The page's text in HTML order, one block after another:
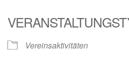
Vereinsaktivitäten